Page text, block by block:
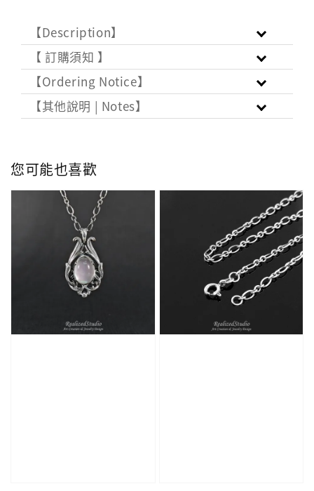
【Description】
【 訂購須知 】
【Ordering Notice】
【其他說明 | Notes】
您可能也喜歡